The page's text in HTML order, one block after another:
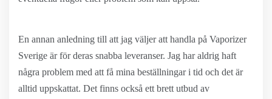
En annan anledning till att jag väljer att handla på Vaporizer
Sverige är för deras snabba leveranser. Jag har aldrig haft
några problem med att få mina beställningar i tid och det är
alltid uppskattat. Det finns också ett brett utbud av